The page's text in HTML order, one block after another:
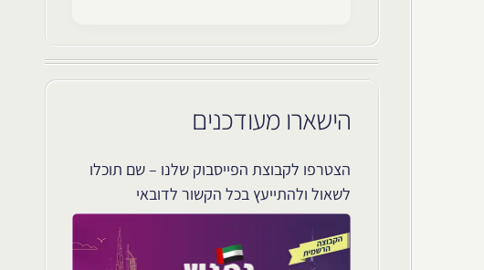
הישארו מעודכנים
הצטרפו לקבוצת הפייסבוק שלנו – שם תוכלו
לשאול ולהתייעץ בכל הקשור לדובאי